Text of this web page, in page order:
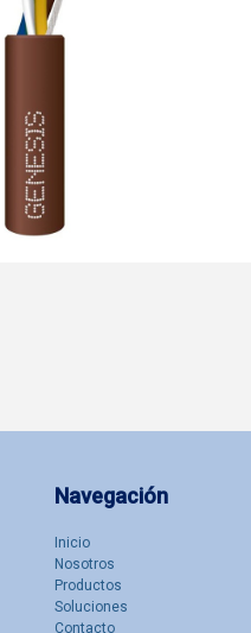
Navegación
Inicio
Nosotro​s
Productos
Soluciones
Contacto